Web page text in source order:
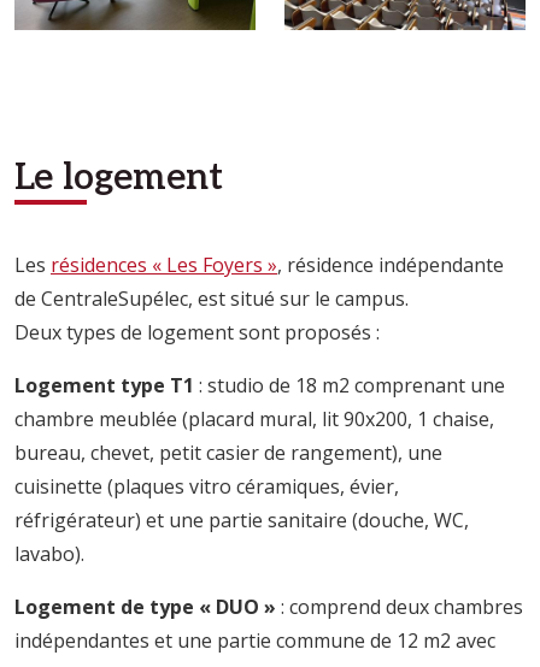
Le logement
Les résidences « Les Foyers », résidence indépendante
de CentraleSupélec, est situé sur le campus.
Deux types de logement sont proposés :
Logement type T1 : studio de 18 m2 comprenant une
chambre meublée (placard mural, lit 90x200, 1 chaise,
bureau, chevet, petit casier de rangement), une
cuisinette (plaques vitro céramiques, évier,
réfrigérateur) et une partie sanitaire (douche, WC,
lavabo).
Logement de type « DUO » : comprend deux chambres
indépendantes et une partie commune de 12 m2 avec